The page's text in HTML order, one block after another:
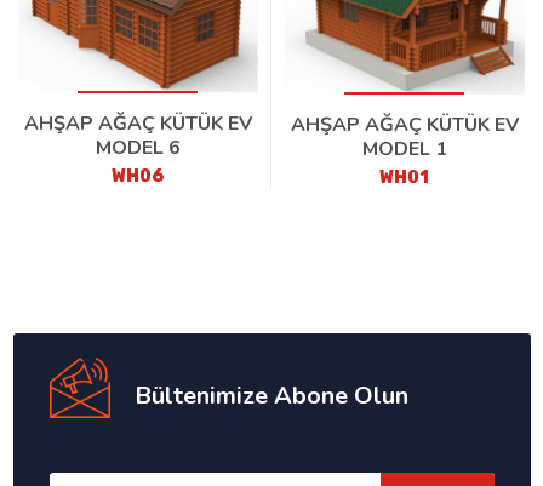
AHŞAP AĞAÇ KÜTÜK EV
MODEL 6
WH06
AHŞAP AĞAÇ KÜTÜK EV
MODEL 1
WH01
Bültenimize Abone Olun